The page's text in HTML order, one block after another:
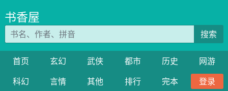
书香屋
搜索
首页 玄幻 武侠 都市 历史
网游
科幻
言情 其他 排行 完本
登录